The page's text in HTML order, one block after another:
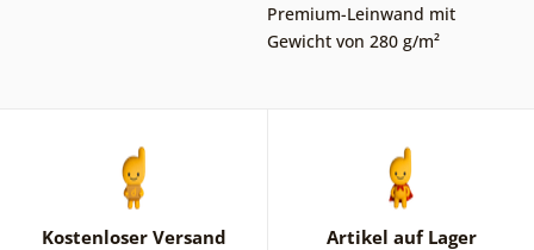
Premium-Leinwand mit
Gewicht von 280 g/m²
Kostenloser Versand Artikel auf Lager